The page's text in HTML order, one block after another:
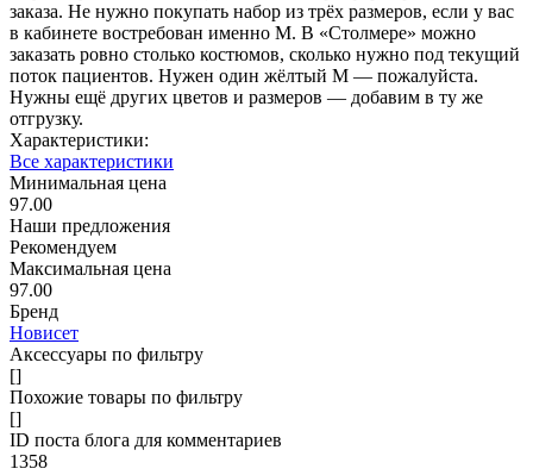
заказа. Не нужно покупать набор из трёх размеров, если у вас
в кабинете востребован именно M. В «Столмере» можно
заказать ровно столько костюмов, сколько нужно под текущий
поток пациентов. Нужен один жёлтый M — пожалуйста.
Нужны ещё других цветов и размеров — добавим в ту же
отгрузку.
Характеристики:
Все характеристики
Минимальная цена
97.00
Наши предложения
Рекомендуем
Максимальная цена
97.00
Бренд
Новисет
Аксессуары по фильтру
[]
Похожие товары по фильтру
[]
ID поста блога для комментариев
1358